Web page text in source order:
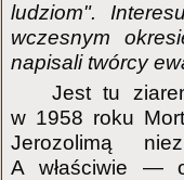
ludziom".
wczesnym
napisali twórcy
Jest tu
w 1958 roku
Jerozolimą
A właściwie —